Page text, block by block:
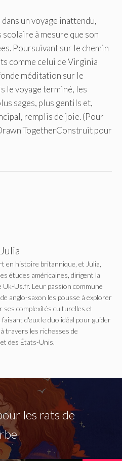
un voyage inattendu,
à mesure que son
Poursuivant sur le chemin
comme celui de Virginia
méditation sur le
le voyage terminé, les
sages, plus gentils et,
remplis de joie. (Pour
TogetherConstruit pour
en histoire britannique, et Julia,
études américaines, dirigent la
Uk-Us.fr. Leur passion commune
anglo-saxon les pousse à explorer
ses complexités culturelles et
d'eux le duo idéal pour guider
travers les richesses de
des États-Unis.
les rats de